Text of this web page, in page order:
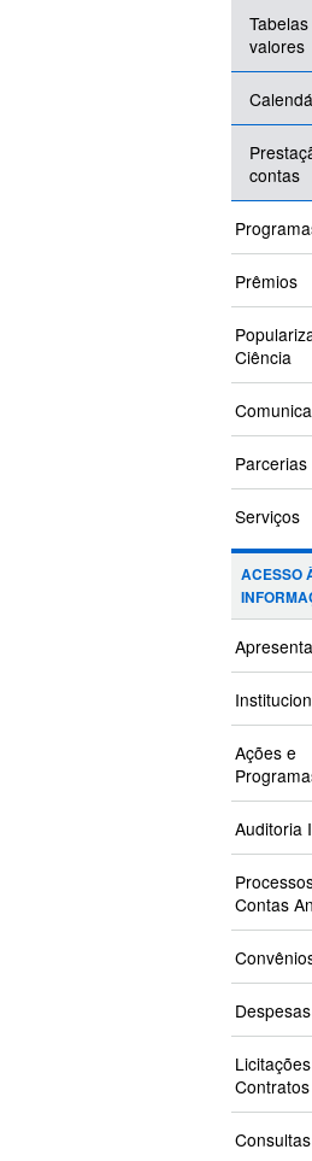
valores
contas
Prêmios
Ciência
Parcerias
Serviços
ACESSO
Ações e
Auditoria
Contas
Despesas
Contratos